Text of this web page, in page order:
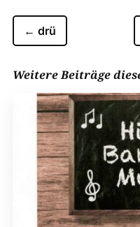
← drü
Weitere Beiträge